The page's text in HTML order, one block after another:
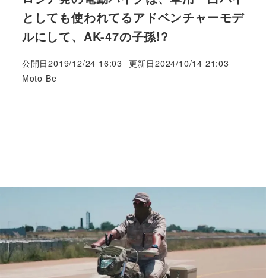
としても使われてるアドベンチャーモデ
ルにして、AK-47の子孫!?
公開日2019/12/24 16:03 更新日2024/10/14 21:03
著
Moto Be